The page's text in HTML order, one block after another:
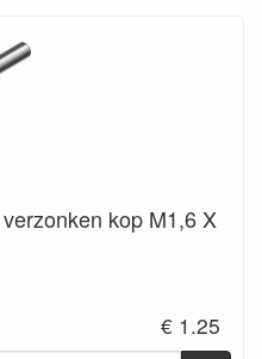
kop M1,6 X
€ 1.25